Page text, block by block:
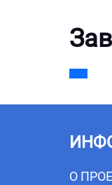
О